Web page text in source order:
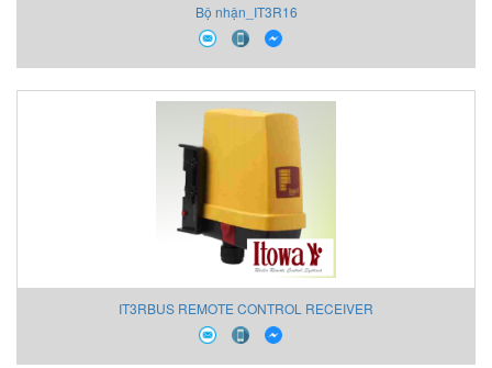
Bộ nhận_IT3R16
IT3RBUS REMOTE CONTROL RECEIVER